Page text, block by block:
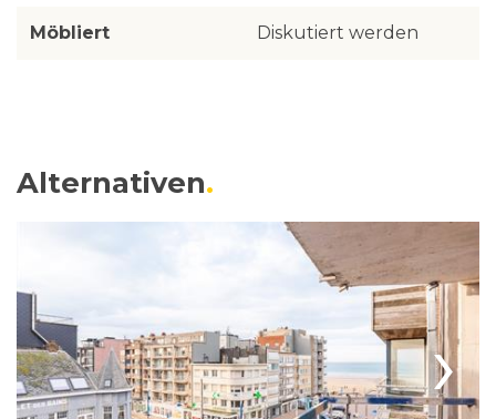
Möbliert Diskutiert werden
Alternativen
›